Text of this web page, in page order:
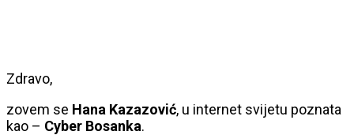
Zdravo,
zovem se Hana Kazazović, u internet svijetu poznata
kao – Cyber Bosanka.